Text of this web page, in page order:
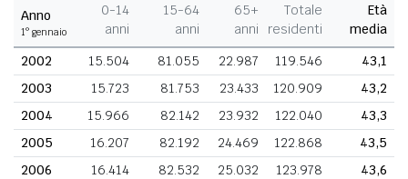
Anno
1° gennaio
0-14
anni
15-64
anni
65+
anni
Totale
residenti
Età
media
2002
15.504 81.055 22.987 119.546
43,1
2003
15.723 81.753 23.433 120.909
43,2
2004
15.966 82.142 23.932 122.040
43,3
2005
16.207 82.192 24.469 122.868
43,5
2006
16.414 82.532 25.032 123.978
43,6